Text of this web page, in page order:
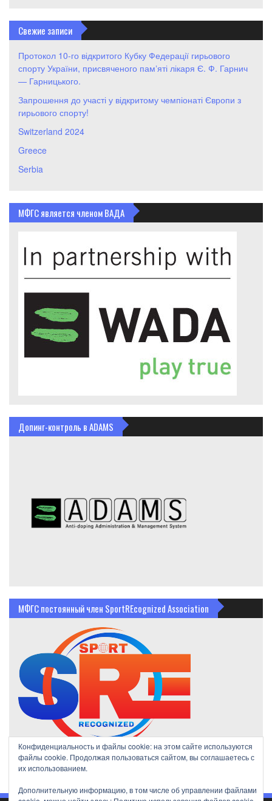
Свежие записи
Протокол 10-го відкритого Кубку Федерації гирьового
спорту України, присвяченого памʼяті лікаря Є. Ф. Гарнич
— Гарницького.
Запрошення до участі у відкритому чемпіонаті Європи з
гирьового спорту!
Switzerland 2024
Greece
Serbia
МФГС является членом ВАДА
Допинг-контроль в ADAMS
МФГС постоянный член SportREcognized Association
Конфиденциальность и файлы cookie: на этом сайте используются
файлы cookie. Продолжая пользоваться сайтом, вы соглашаетесь с
их использованием.
Дополнительную информацию, в том числе об управлении файлами